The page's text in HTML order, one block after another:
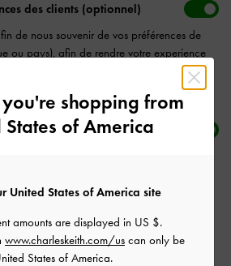
des clients (optionnel)
de nous souvenir de vos préférences de
ou pays), afin de rendre votre experience
que possible.
site et cookies de ciblage
nous permettent d’évaluer, mesurer et
notre site web afin d’améliorer ses
d’achat. Les cookies de ciblage sont
des publicités sur mesure.
shopping from
States of America
United States of America site
amounts are displayed in US $.
www.charleskeith.com/us can only be
States of America.